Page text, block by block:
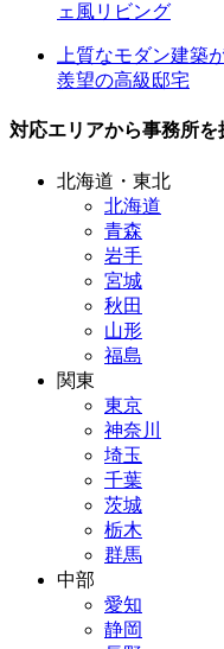
ェ風リビング
上質なモダン建築
羨望の高級邸宅
対応エリアから事務所を
北海道・東北
北海道
青森
岩手
宮城
秋田
山形
福島
関東
東京
神奈川
埼玉
千葉
茨城
栃木
群馬
中部
愛知
静岡